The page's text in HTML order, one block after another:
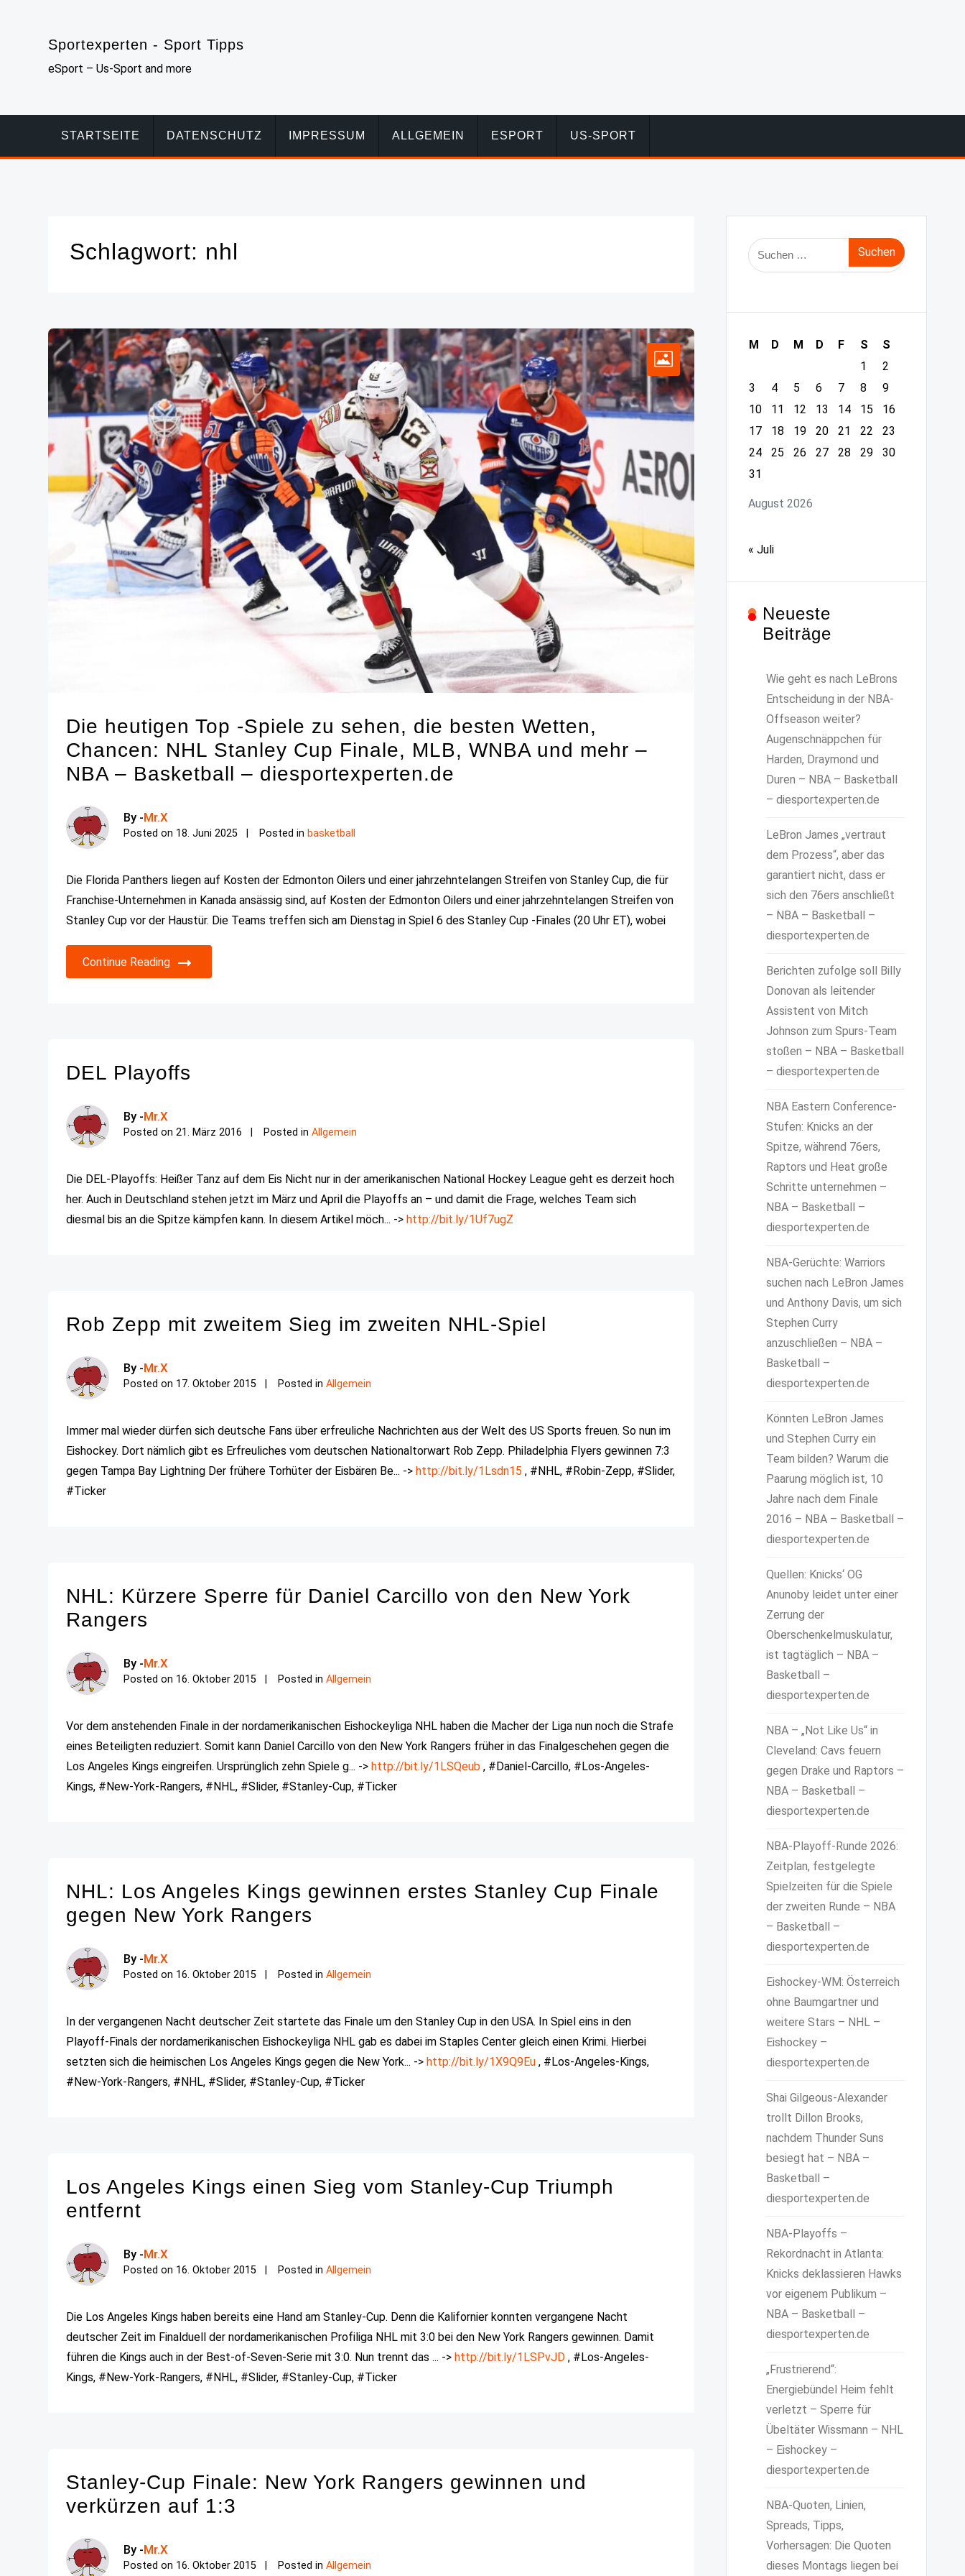
Sportexperten - Sport Tipps
eSport – Us-Sport and more
STARTSEITE DATENSCHUTZ IMPRESSUM ALLGEMEIN ESPORT US-SPORT
Schlagwort: nhl
Die heutigen Top -Spiele zu sehen, die besten Wetten,
Chancen: NHL Stanley Cup Finale, MLB, WNBA und mehr –
NBA – Basketball – diesportexperten.de
By -Mr.X
Posted on 18. Juni 2025 Posted in basketball
Die Florida Panthers liegen auf Kosten der Edmonton Oilers und einer jahrzehntelangen Streifen von Stanley Cup, die für
Franchise-Unternehmen in Kanada ansässig sind, auf Kosten der Edmonton Oilers und einer jahrzehntelangen Streifen von
Stanley Cup vor der Haustür. Die Teams treffen sich am Dienstag in Spiel 6 des Stanley Cup -Finales (20 Uhr ET), wobei
Continue Reading
DEL Playoffs
By -Mr.X
Posted on21. März 2016 Posted inAllgemein
Die DEL-Playoffs: Heißer Tanz auf dem Eis Nicht nur in der amerikanischen National Hockey League geht es derzeit hoch
her. Auch in Deutschland stehen jetzt im März und April die Playoffs an – und damit die Frage, welches Team sich
diesmal bis an die Spitze kämpfen kann. In diesem Artikel möch... ->http://bit.ly/1Uf7ugZ
Rob Zepp mit zweitem Sieg im zweiten NHL-Spiel
By -Mr.X
Posted on 17. Oktober 2015 Posted inAllgemein
Immer mal wieder dürfen sich deutsche Fans über erfreuliche Nachrichten aus der Welt des US Sports freuen. So nun im
Eishockey. Dort nämlich gibt es Erfreuliches vom deutschen Nationaltorwart Rob Zepp. Philadelphia Flyers gewinnen 7:3
gegen Tampa Bay Lightning Der frühere Torhüter der Eisbären Be... ->http://bit.ly/1Lsdn15 , #NHL, #Robin-Zepp, #Slider,
#Ticker
NHL: Kürzere Sperre für Daniel Carcillo von den New York
Rangers
By -Mr.X
Posted on 16. Oktober 2015 Posted inAllgemein
Vor dem anstehenden Finale in der nordamerikanischen Eishockeyliga NHL haben die Macher der Liga nun noch die Strafe
eines Beteiligten reduziert. Somit kann Daniel Carcillo von den New York Rangers früher in das Finalgeschehen gegen die
Los Angeles Kings eingreifen. Ursprünglich zehn Spiele g... ->http://bit.ly/1LSQeub , #Daniel-Carcillo, #Los-Angeles-
Kings, #New-York-Rangers, #NHL, #Slider, #Stanley-Cup, #Ticker
NHL: Los Angeles Kings gewinnen erstes Stanley Cup Finale
gegen New York Rangers
By -Mr.X
Posted on 16. Oktober 2015 Posted inAllgemein
In der vergangenen Nacht deutscher Zeit startete das Finale um den Stanley Cup in den USA. In Spiel eins in den
Playoff-Finals der nordamerikanischen Eishockeyliga NHL gab es dabei im Staples Center gleich einen Krimi. Hierbei
setzten sich die heimischen Los Angeles Kings gegen die New York... ->http://bit.ly/1X9Q9Eu , #Los-Angeles-Kings,
#New-York-Rangers, #NHL, #Slider, #Stanley-Cup, #Ticker
Los Angeles Kings einen Sieg vom Stanley-Cup Triumph
entfernt
By -Mr.X
Posted on 16. Oktober 2015 Posted inAllgemein
Die Los Angeles Kings haben bereits eine Hand am Stanley-Cup. Denn die Kalifornier konnten vergangene Nacht
deutscher Zeit im Finalduell der nordamerikanischen Profiliga NHL mit 3:0 bei den New York Rangers gewinnen. Damit
führen die Kings auch in der Best-of-Seven-Serie mit 3:0. Nun trennt das ... ->http://bit.ly/1LSPvJD , #Los-Angeles-
Kings, #New-York-Rangers, #NHL, #Slider, #Stanley-Cup, #Ticker
Stanley-Cup Finale: New York Rangers gewinnen und
verkürzen auf 1:3
By -Mr.X
Posted on 16. Oktober 2015 Posted inAllgemein
Suche
nach:
August 2026
M D M D F S
S
1
2
3
4 5 6 7 8
9
10
11 12 13 14 15
16
17
18 19 20 21 22
23
24
25 26 27 28 29
30
31
« Juli
Neueste
Beiträge
Wie geht es nach LeBrons
Entscheidung in der NBA-
Offseason weiter?
Augenschnäppchen für
Harden, Draymond und
Duren – NBA – Basketball
– diesportexperten.de
LeBron James „vertraut
dem Prozess“, aber das
garantiert nicht, dass er
sich den 76ers anschließt
– NBA – Basketball –
diesportexperten.de
Berichten zufolge soll Billy
Donovan als leitender
Assistent von Mitch
Johnson zum Spurs-Team
stoßen – NBA – Basketball
– diesportexperten.de
NBA Eastern Conference-
Stufen: Knicks an der
Spitze, während 76ers,
Raptors und Heat große
Schritte unternehmen –
NBA – Basketball –
diesportexperten.de
NBA-Gerüchte: Warriors
suchen nach LeBron James
und Anthony Davis, um sich
Stephen Curry
anzuschließen – NBA –
Basketball –
diesportexperten.de
Könnten LeBron James
und Stephen Curry ein
Team bilden? Warum die
Paarung möglich ist, 10
Jahre nach dem Finale
2016 – NBA – Basketball –
diesportexperten.de
Quellen: Knicks‘ OG
Anunoby leidet unter einer
Zerrung der
Oberschenkelmuskulatur,
ist tagtäglich – NBA –
Basketball –
diesportexperten.de
NBA – „Not Like Us“ in
Cleveland: Cavs feuern
gegen Drake und Raptors –
NBA – Basketball –
diesportexperten.de
NBA-Playoff-Runde 2026:
Zeitplan, festgelegte
Spielzeiten für die Spiele
der zweiten Runde – NBA
– Basketball –
diesportexperten.de
Eishockey-WM: Österreich
ohne Baumgartner und
weitere Stars – NHL –
Eishockey –
diesportexperten.de
Shai Gilgeous-Alexander
trollt Dillon Brooks,
nachdem Thunder Suns
besiegt hat – NBA –
Basketball –
diesportexperten.de
NBA-Playoffs –
Rekordnacht in Atlanta:
Knicks deklassieren Hawks
vor eigenem Publikum –
NBA – Basketball –
diesportexperten.de
„Frustrierend“:
Energiebündel Heim fehlt
verletzt – Sperre für
Übeltäter Wissmann – NHL
– Eishockey –
diesportexperten.de
NBA-Quoten, Linien,
Spreads, Tipps,
Vorhersagen: Die Quoten
dieses Montags liegen bei